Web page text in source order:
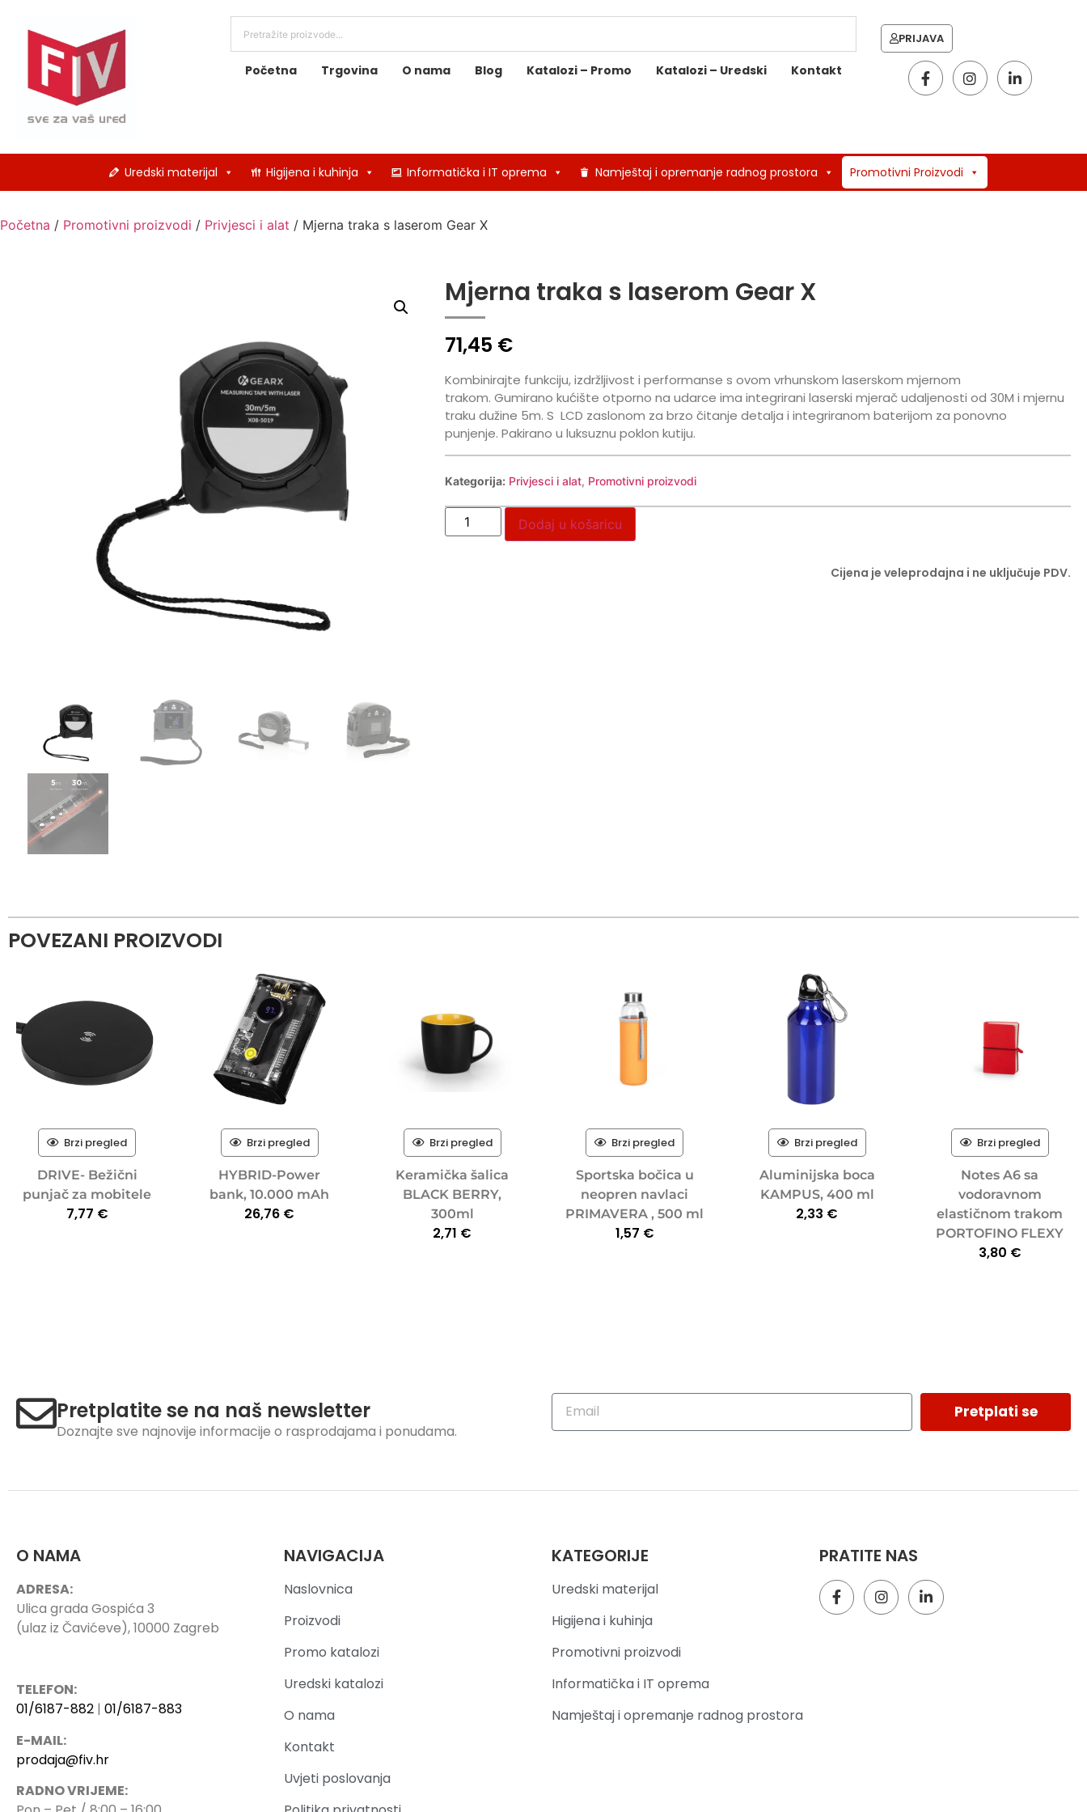
Početna Trgovina O nama Blog Katalozi – Promo Katalozi – Uredski Kontakt
PRIJAVA
Uredski materijal Higijena i kuhinja Informatička i IT oprema Namještaj i opremanje radnog prostora Promotivni Proizvodi
Početna / Promotivni proizvodi / Privjesci i alat / Mjerna traka s laserom Gear X
Mjerna traka s laserom Gear X
71,45 €
Kombinirajte funkciju, izdržljivost i performanse s ovom vrhunskom laserskom mjernom
trakom. Gumirano kućište otporno na udarce ima integrirani laserski mjerač udaljenosti od 30M i mjernu
traku dužine 5m. S LCD zaslonom za brzo čitanje detalja i integriranom baterijom za ponovno
punjenje. Pakirano u luksuznu poklon kutiju.
Kategorija: Privjesci i alat, Promotivni proizvodi
Dodaj u košaricu
Cijena je veleprodajna i ne uključuje PDV.
POVEZANI PROIZVODI
Brzi pregled
DRIVE- Bežični
punjač za mobitele
7,77 €
Brzi pregled
HYBRID-Power
bank, 10.000 mAh
26,76 €
Brzi pregled
Keramička šalica
BLACK BERRY,
300ml
2,71 €
Brzi pregled
Sportska bočica u
neopren navlaci
PRIMAVERA , 500 ml
1,57 €
Brzi pregled
Aluminijska boca
KAMPUS, 400 ml
2,33 €
Brzi pregled
Notes A6 sa
vodoravnom
elastičnom trakom
PORTOFINO FLEXY
3,80 €
Pretplatite se na naš newsletter
Doznajte sve najnovije informacije o rasprodajama i ponudama.
Pretplati se
O NAMA
ADRESA:
Ulica grada Gospića 3
(ulaz iz Čavićeve), 10000 Zagreb
TELEFON:
01/6187-882 | 01/6187-883
E-MAIL:
prodaja@fiv.hr
RADNO VRIJEME:
NAVIGACIJA
Naslovnica
Proizvodi
Promo katalozi
Uredski katalozi
O nama
Kontakt
Uvjeti poslovanja
KATEGORIJE
Uredski materijal
Higijena i kuhinja
Promotivni proizvodi
Informatička i IT oprema
Namještaj i opremanje radnog prostora
PRATITE NAS